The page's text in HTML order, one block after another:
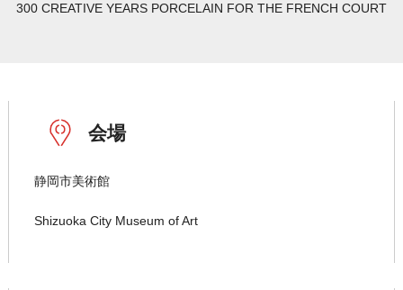
300 CREATIVE YEARS PORCELAIN FOR THE FRENCH COURT
会場
静岡市美術館
Shizuoka City Museum of Art